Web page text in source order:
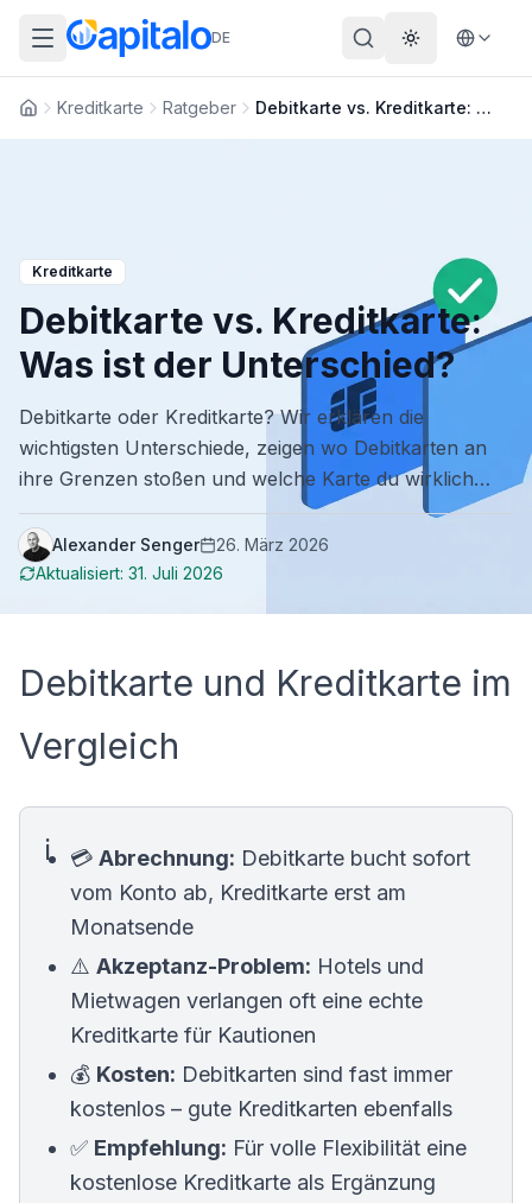
DE Theme
Kreditkarte Ratgeber Debitkarte vs. Kreditkarte: Was ist der Unterschied?
Kreditkarte
Debitkarte vs. Kreditkarte:
Was ist der Unterschied?
Debitkarte oder Kreditkarte? Wir erklären die
wichtigsten Unterschiede, zeigen wo Debitkarten an
ihre Grenzen stoßen und welche Karte du wirklich
brauchst.
Alexander Senger
26. März 2026
Aktualisiert: 31. Juli 2026
Debitkarte und Kreditkarte im
Vergleich
💳 Abrechnung: Debitkarte bucht sofort
vom Konto ab, Kreditkarte erst am
Monatsende
⚠️ Akzeptanz-Problem: Hotels und
Mietwagen verlangen oft eine echte
Kreditkarte für Kautionen
💰 Kosten: Debitkarten sind fast immer
kostenlos – gute Kreditkarten ebenfalls
✅ Empfehlung: Für volle Flexibilität eine
kostenlose Kreditkarte als Ergänzung